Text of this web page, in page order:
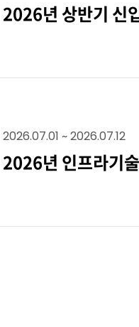
2026년 상반기 신
2026.07.01 ~ 2026.07.12
2026년 인프라기